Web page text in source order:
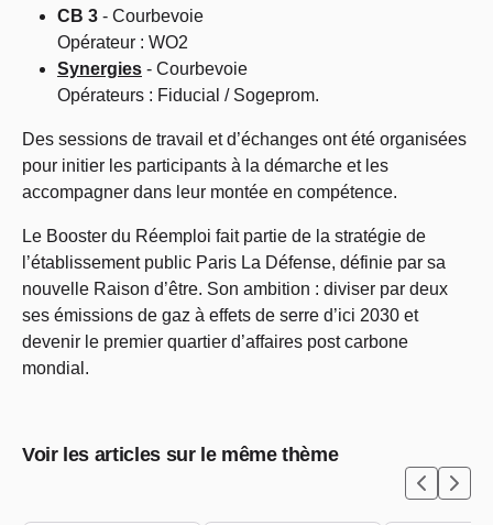
CB 3 - Courbevoie
Opérateur : WO2
Synergies - Courbevoie
Opérateurs : Fiducial / Sogeprom.
Des sessions de travail et d’échanges ont été organisées
pour initier les participants à la démarche et les
accompagner dans leur montée en compétence.
Le Booster du Réemploi fait partie de la stratégie de
l’établissement public Paris La Défense, définie par sa
nouvelle Raison d’être. Son ambition : diviser par deux
ses émissions de gaz à effets de serre d’ici 2030 et
devenir le premier quartier d’affaires post carbone
mondial.
Voir les articles sur le même thème